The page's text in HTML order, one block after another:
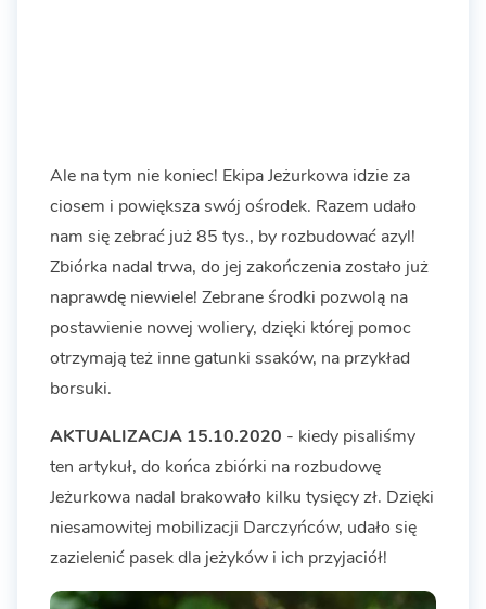
Ale na tym nie koniec! Ekipa Jeżurkowa idzie za
ciosem i powiększa swój ośrodek. Razem udało
nam się zebrać już 85 tys., by rozbudować azyl!
Zbiórka nadal trwa, do jej zakończenia zostało już
naprawdę niewiele! Zebrane środki pozwolą na
postawienie nowej woliery, dzięki której pomoc
otrzymają też inne gatunki ssaków, na przykład
borsuki.
AKTUALIZACJA 15.10.2020 - kiedy pisaliśmy
ten artykuł, do końca zbiórki na rozbudowę
Jeżurkowa nadal brakowało kilku tysięcy zł. Dzięki
niesamowitej mobilizacji Darczyńców, udało się
zazielenić pasek dla jeżyków i ich przyjaciół!